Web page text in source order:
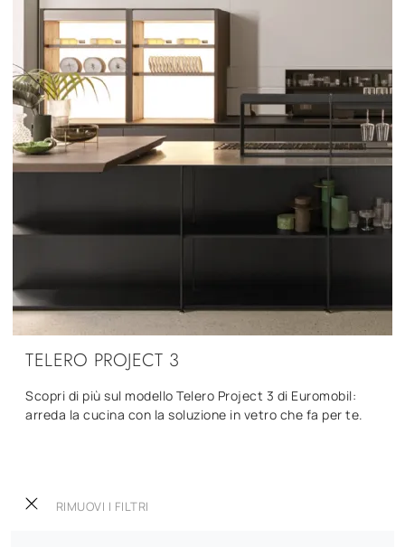
RIMUOVI I FILTRI
TELERO PROJECT 3
Scopri di più sul modello Telero Project 3 di Euromobil:
arreda la cucina con la soluzione in vetro che fa per te.